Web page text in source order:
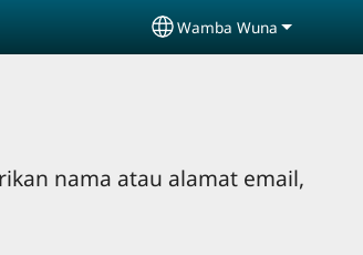
Select your language
Wamba Wuna
nama atau alamat email,